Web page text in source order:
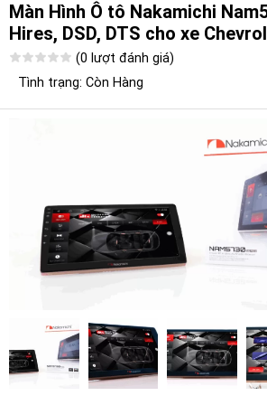
Màn Hình Ô tô Nakamichi
Hires, DSD, DTS cho xe
(0 lượt đánh giá)
Tình trạng: Còn Hàng